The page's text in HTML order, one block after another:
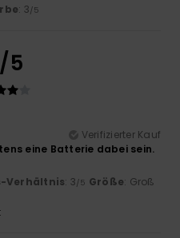
: 3/5
/5
Verifizierter Kauf
eine Batterie dabei sein.
Verhältnis: 3/5 Größe: Groß